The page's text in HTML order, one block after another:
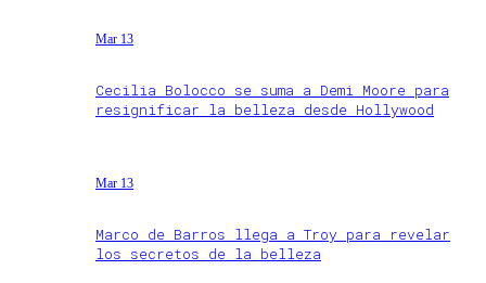
Mar 13
Cecilia Bolocco se suma a Demi Moore para
resignificar la belleza desde Hollywood
Mar 13
Marco de Barros llega a Troy para revelar
los secretos de la belleza